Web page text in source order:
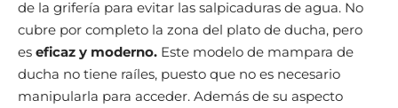
de la grifería para evitar las salpicaduras de agua. No
cubre por completo la zona del plato de ducha, pero
es eficaz y moderno. Este modelo de mampara de
ducha no tiene raíles, puesto que no es necesario
manipularla para acceder. Además de su aspecto